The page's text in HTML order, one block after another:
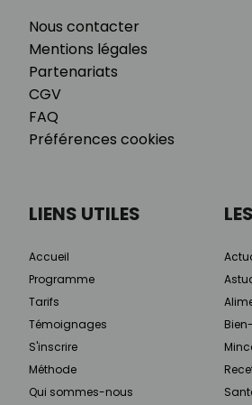
Nous contacter
Mentions légales
Partenariats
CGV
FAQ
Préférences cookies
LIENS UTILES
Accueil
Programme
Tarifs
Témoignages
S'inscrire
Méthode
Qui sommes-nous